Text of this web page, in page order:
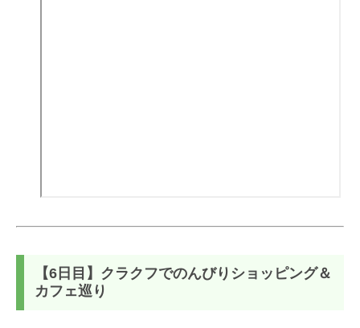
【6日目】クラクフでのんびりショッピング＆
カフェ巡り